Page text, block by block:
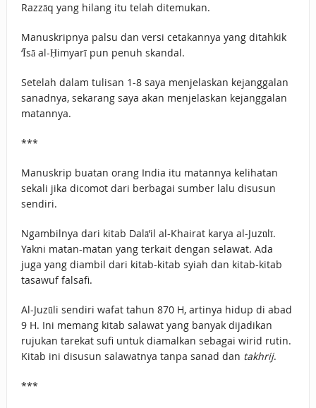
Razzāq yang hilang itu telah ditemukan.
Manuskripnya palsu dan versi cetakannya yang ditahkik
‘Īsā al-Ḥimyarī pun penuh skandal.
Setelah dalam tulisan 1-8 saya menjelaskan kejanggalan
sanadnya, sekarang saya akan menjelaskan kejanggalan
matannya.
***
Manuskrip buatan orang India itu matannya kelihatan
sekali jika dicomot dari berbagai sumber lalu disusun
sendiri.
Ngambilnya dari kitab Dalā’il al-Khairat karya al-Juzūlī.
Yakni matan-matan yang terkait dengan selawat. Ada
juga yang diambil dari kitab-kitab syiah dan kitab-kitab
tasawuf falsafi.
Al-Juzūli sendiri wafat tahun 870 H, artinya hidup di abad
9 H. Ini memang kitab salawat yang banyak dijadikan
rujukan tarekat sufi untuk diamalkan sebagai wirid rutin.
Kitab ini disusun salawatnya tanpa sanad dan takhrij.
***